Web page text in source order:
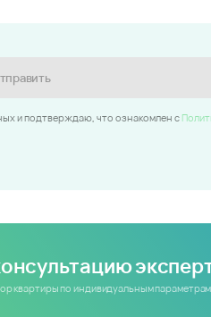
и подтверждаю, что ознакомлен c
квартиры по индивидуальным параметрам